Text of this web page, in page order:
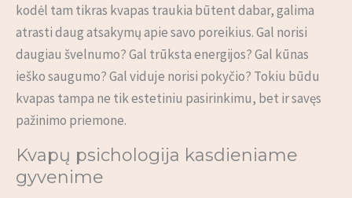
kodėl tam tikras kvapas traukia būtent dabar, galima
atrasti daug atsakymų apie savo poreikius. Gal norisi
daugiau švelnumo? Gal trūksta energijos? Gal kūnas
ieško saugumo? Gal viduje norisi pokyčio? Tokiu būdu
kvapas tampa ne tik estetiniu pasirinkimu, bet ir savęs
pažinimo priemone.
Kvapų psichologija kasdieniame
gyvenime